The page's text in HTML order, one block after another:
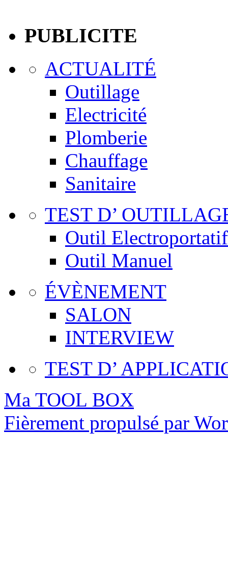
PUBLICITE
ACTUALITÉ
Outillage
Electricité
Plomberie
Chauffage
Sanitaire
TEST D’
Outil Electroportatif
Outil Manuel
ÉVÈNEMENT
SALON
INTERVIEW
TEST D’
Ma TOOL BOX
Fièrement propulsé par